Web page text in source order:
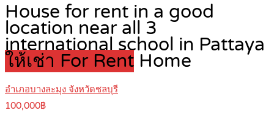
House for rent in a good
location near all 3
international school in Pattaya
ให้เช่า For Rent Home
อำเภอบางละมุง จังหวัดชลบุรี
100,000฿